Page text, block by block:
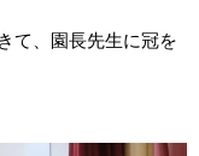
て、園長先生に冠を